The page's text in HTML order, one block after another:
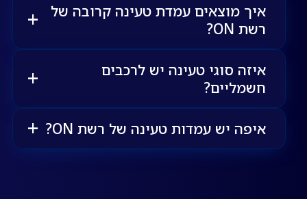
איך מוצאים עמדת טעינה קרובה של
רשת ON?
איזה סוגי טעינה יש לרכבים
חשמליים?
איפה יש עמדות טעינה של רשת ON?